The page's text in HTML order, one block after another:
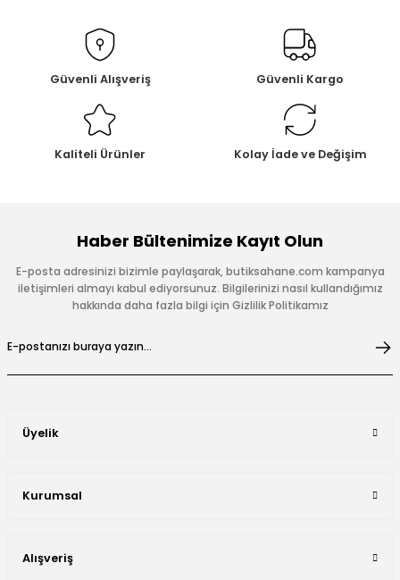
Güvenli Alışveriş Güvenli Kargo
Kaliteli Ürünler Kolay İade ve Değişim
Haber Bültenimize Kayıt Olun
E-posta adresinizi bizimle paylaşarak, butiksahane.com kampanya
iletişimleri almayı kabul ediyorsunuz. Bilgilerinizi nasıl kullandığımız
hakkında daha fazla bilgi için Gizlilik Politikamız
Üyelik
Kurumsal
Alışveriş